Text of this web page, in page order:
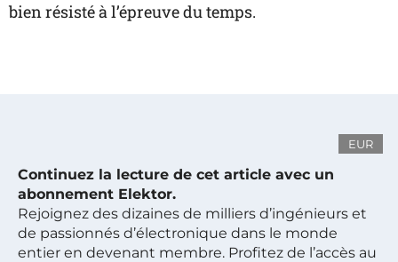
bien résisté à l’épreuve du temps.
EUR
Continuez la lecture de cet article avec un
abonnement Elektor.
Rejoignez des dizaines de milliers d’ingénieurs et
de passionnés d’électronique dans le monde
entier en devenant membre. Profitez de l’accès au